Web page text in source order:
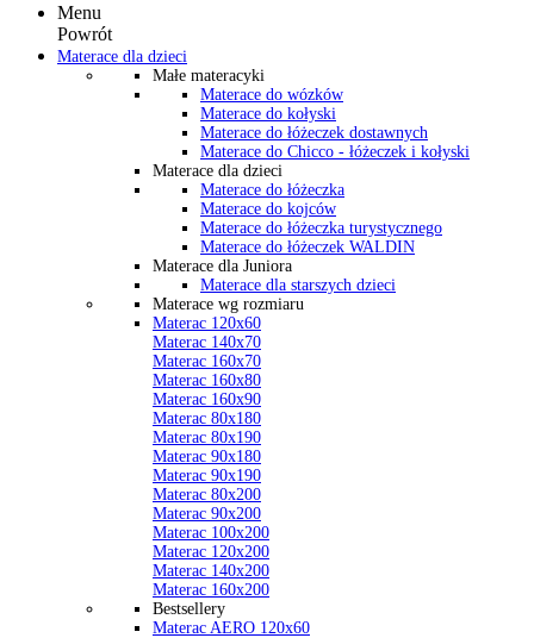
Menu
Powrót
Materace dla dzieci
Małe materacyki
Materace do wózków
Materace do kołyski
Materace do łóżeczek dostawnych
Materace do Chicco - łóżeczek i kołyski
Materace dla dzieci
Materace do łóżeczka
Materace do kojców
Materace do łóżeczka turystycznego
Materace do łóżeczek WALDIN
Materace dla Juniora
Materace dla starszych dzieci
Materace wg rozmiaru
Materac 120x60
Materac 140x70
Materac 160x70
Materac 160x80
Materac 160x90
Materac 80x180
Materac 80x190
Materac 90x180
Materac 90x190
Materac 80x200
Materac 90x200
Materac 100x200
Materac 120x200
Materac 140x200
Materac 160x200
Bestsellery
Materac AERO 120x60